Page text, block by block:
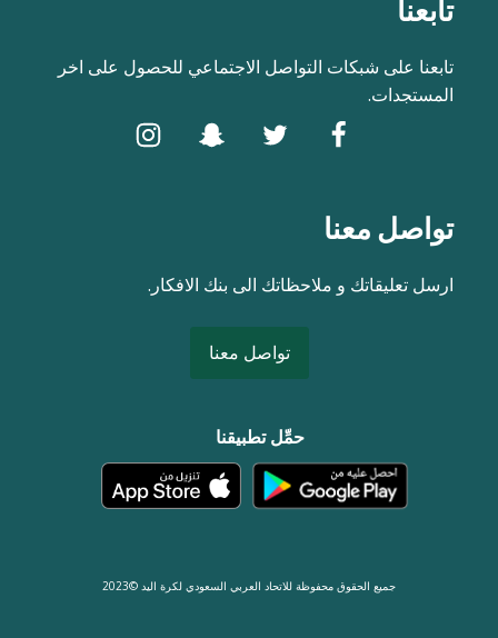
تابعنا
تابعنا على شبكات التواصل الاجتماعي للحصول على اخر
المستجدات.
تواصل معنا
ارسل تعليقاتك و ملاحظاتك الى بنك الافكار.
تواصل معنا
حمِّل تطبيقنا
جميع الحقوق محفوظة للاتحاد العربي السعودي لكرة اليد ©2023